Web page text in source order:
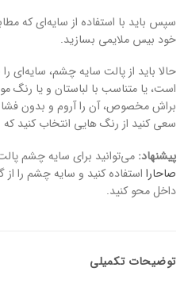
سپس باید با استفاده از سایه‌ای که
خود بیس ملایمی بسازید.
حالا باید از پالت سایه چشم، سایه‌ای
است، یا متناسب با لباستان و یا رنگ
براش مخصوص، آن را آروم و بدون
سعی کنید از رنگ هایی انتخاب کنید
پیشنهاد: می‌توانید برای سایه چشم
صاحارا استفاده کنید و سایه چشم را
داخل محو کنید.
توضیحات تکمیلی